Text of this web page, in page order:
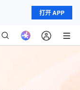
打开 APP